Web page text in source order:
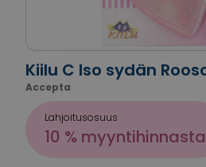
Kiilu C Iso sydän
Accepta
Lahjoitusosuus
10 % myyntihinnasta